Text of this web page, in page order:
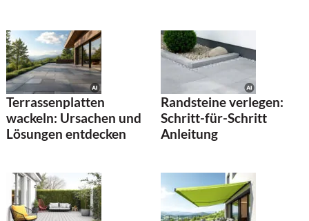
Terrassenplatten
wackeln: Ursachen und
Lösungen entdecken
Randsteine verlegen:
Schritt-für-Schritt
Anleitung